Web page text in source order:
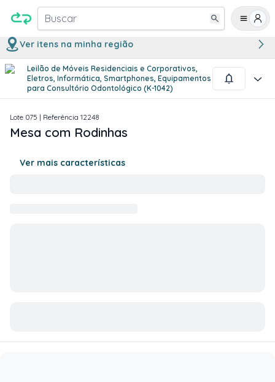
Buscar
Ver itens na minha região
Leilão de Móveis Residenciais e Corporativos,
Eletros, Informática, Smartphones, Equipamentos
para Consultório Odontológico (K-1042)
/2
Lote 075 | Referência 12248
Mesa com Rodinhas
Ver mais características